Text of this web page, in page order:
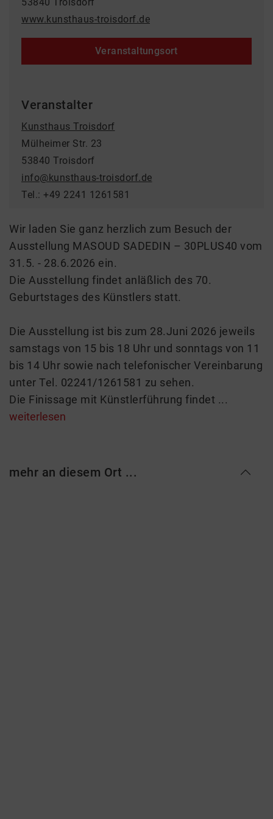
www.kunsthaus-troisdorf.de
Veranstaltungsort
Veranstalter
Kunsthaus Troisdorf
Mülheimer Str. 23
53840 Troisdorf
info@kunsthaus-troisdorf.de
Tel.: +49 2241 1261581
Wir laden Sie ganz herzlich zum Besuch der
Ausstellung MASOUD SADEDIN – 30PLUS40 vom
31.5. - 28.6.2026 ein.
Die Ausstellung findet anläßlich des 70.
Geburtstages des Künstlers statt.
Die Ausstellung ist bis zum 28.Juni 2026 jeweils
samstags von 15 bis 18 Uhr und sonntags von 11
bis 14 Uhr sowie nach telefonischer Vereinbarung
unter Tel. 02241/1261581 zu sehen.
Die Finissage mit Künstlerführung findet ...
weiterlesen
mehr an diesem Ort ...